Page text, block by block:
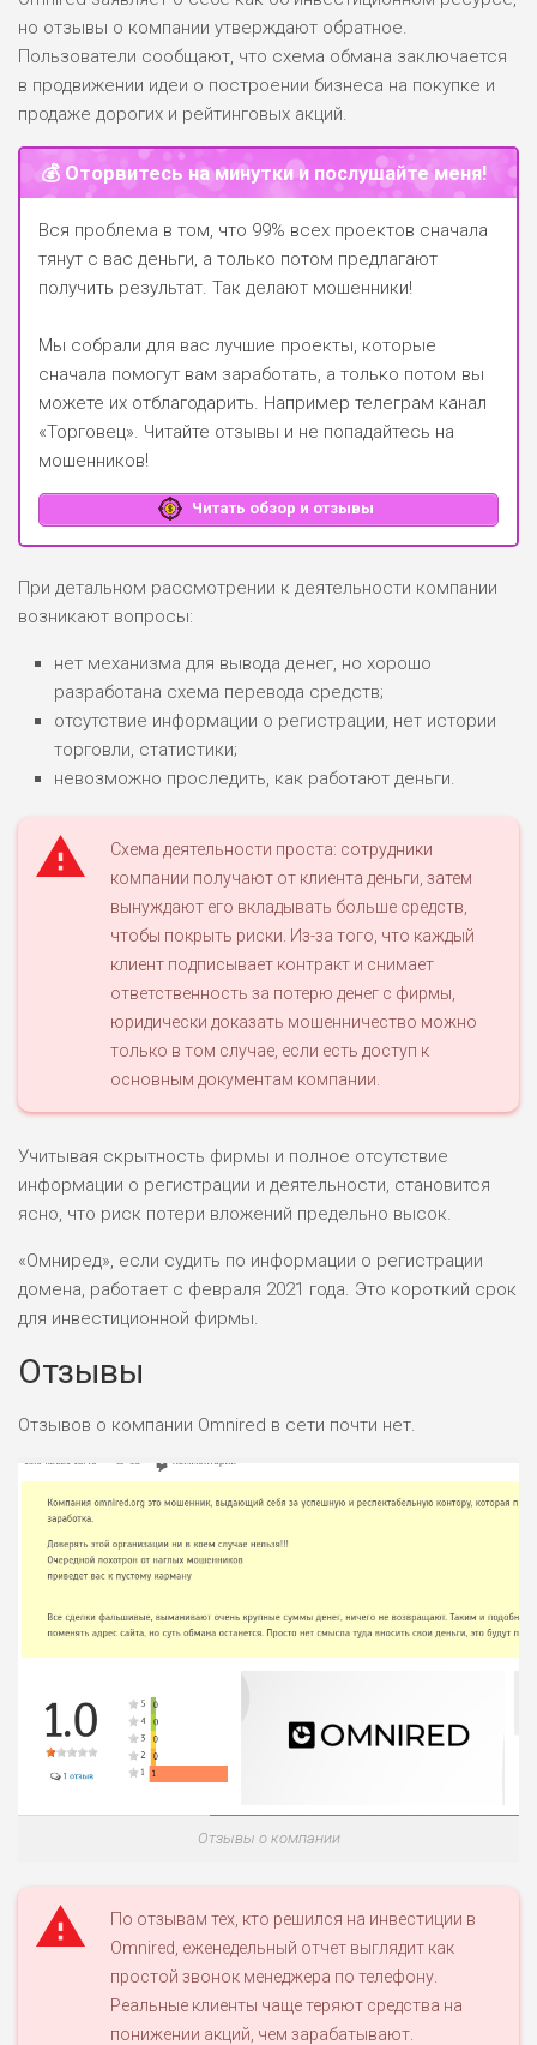
но отзывы о компании утверждают обратное.
Пользователи сообщают, что схема обмана заключается
в продвижении идеи о построении бизнеса на покупке и
продаже дорогих и рейтинговых акций.
💰 Оторвитесь на минутки и послушайте меня!
Вся проблема в том, что 99% всех проектов сначала
тянут с вас деньги, а только потом предлагают
получить результат. Так делают мошенники!
Мы собрали для вас лучшие проекты, которые
сначала помогут вам заработать, а только потом вы
можете их отблагодарить. Например телеграм канал
«Торговец». Читайте отзывы и не попадайтесь на
мошенников!
Читать обзор и отзывы
При детальном рассмотрении к деятельности компании
возникают вопросы:
нет механизма для вывода денег, но хорошо
разработана схема перевода средств;
отсутствие информации о регистрации, нет истории
торговли, статистики;
невозможно проследить, как работают деньги.
Схема деятельности проста: сотрудники
компании получают от клиента деньги, затем
вынуждают его вкладывать больше средств,
чтобы покрыть риски. Из-за того, что каждый
клиент подписывает контракт и снимает
ответственность за потерю денег с фирмы,
юридически доказать мошенничество можно
только в том случае, если есть доступ к
основным документам компании.
Учитывая скрытность фирмы и полное отсутствие
информации о регистрации и деятельности, становится
ясно, что риск потери вложений предельно высок.
«Омниред», если судить по информации о регистрации
домена, работает с февраля 2021 года. Это короткий срок
для инвестиционной фирмы.
Отзывы
Отзывов о компании Omnired в сети почти нет.
Отзывы о компании
По отзывам тех, кто решился на инвестиции в
Omnired, еженедельный отчет выглядит как
простой звонок менеджера по телефону.
Реальные клиенты чаще теряют средства на
понижении акций, чем зарабатывают.